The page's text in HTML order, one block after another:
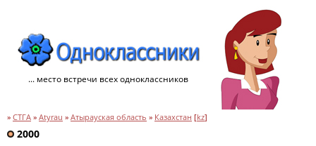
... место встречи всех одноклассников
» СТГА » Atyrau » Атырауская область » Казахстан [kz]
2000